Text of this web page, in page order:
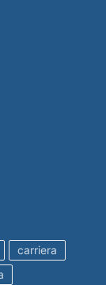
carriera